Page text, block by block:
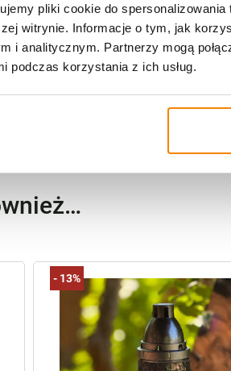
pliki cookie do
witrynie. Informacje o tym, jak
i analitycznym. Partnerzy mogą
podczas korzystania z ich usług.
- 13%